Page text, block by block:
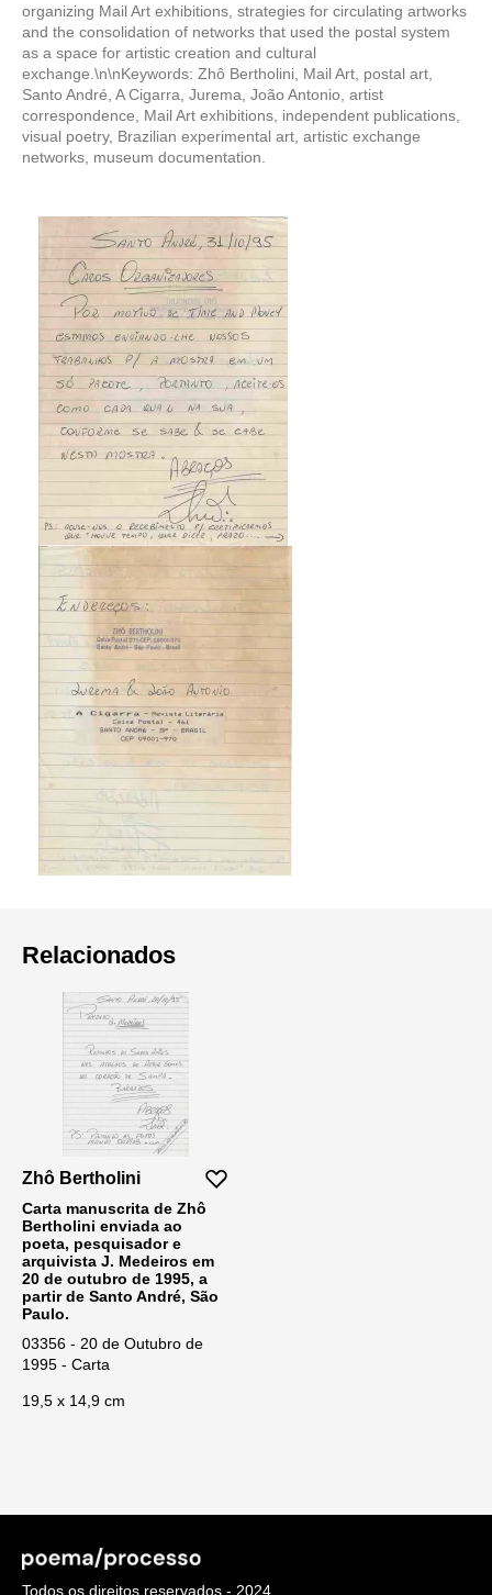
organizing Mail Art exhibitions, strategies for circulating artworks
and the consolidation of networks that used the postal system
as a space for artistic creation and cultural
exchange.\n\nKeywords: Zhô Bertholini, Mail Art, postal art,
Santo André, A Cigarra, Jurema, João Antonio, artist
correspondence, Mail Art exhibitions, independent publications,
visual poetry, Brazilian experimental art, artistic exchange
networks, museum documentation.
Relacionados
Zhô Bertholini
Carta manuscrita de Zhô
Bertholini enviada ao
poeta, pesquisador e
arquivista J. Medeiros em
20 de outubro de 1995, a
partir de Santo André, São
Paulo.
03356 - 20 de Outubro de
1995 - Carta
19,5 x 14,9 cm
Todos os direitos reservados - 2024